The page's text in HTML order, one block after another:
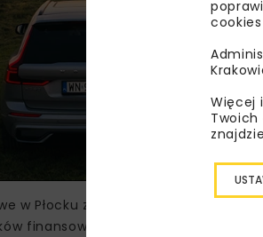
w Płocku zapowiedziało wsparcie
finansowych.
Więcej